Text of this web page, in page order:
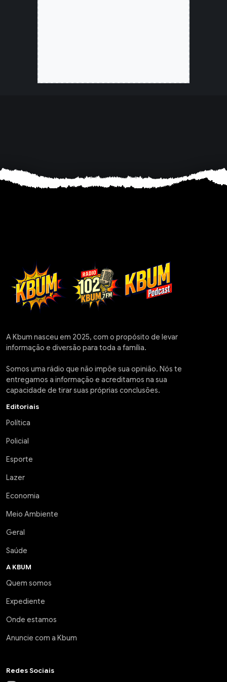
A Kbum nasceu em 2025, com o propósito de levar
informação e diversão para toda a família.
Somos uma rádio que não impõe sua opinião. Nós te
entregamos a informação e acreditamos na sua
capacidade de tirar suas próprias conclusões.
Editoriais
Política
Policial
Esporte
Lazer
Economia
Meio Ambiente
Geral
Saúde
A KBUM
Quem somos
Expediente
Onde estamos
Anuncie com a Kbum
Redes Sociais